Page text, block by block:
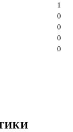
0
0
0
0
1